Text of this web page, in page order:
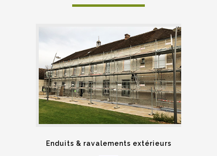
Enduits & ravalements extérieurs